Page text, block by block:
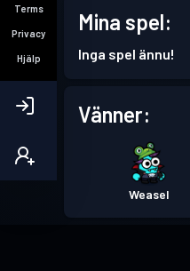
Terms
Privacy
Hjälp
Mina spel:
Inga spel ännu!
Vänner:
Weasel